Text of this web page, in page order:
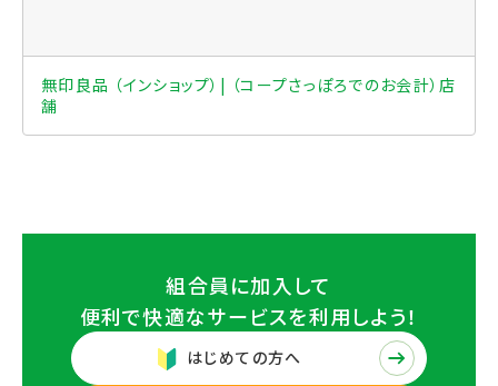
無印良品 （インショップ）| （コープさっぽろでのお会計）店
舗
組合員に加入して
便利で快適なサービスを利用しよう！
はじめての方へ